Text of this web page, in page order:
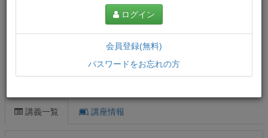
講義一覧 講座情報
ログイン
会員登録(無料)
パスワードをお忘れの方